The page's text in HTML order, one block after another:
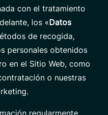
con el tratamiento
los «Datos
de recogida,
personales obtenidos
en el Sitio Web, como
o nuestras
regularmente,